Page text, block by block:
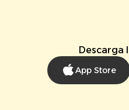
Descarga
App Store